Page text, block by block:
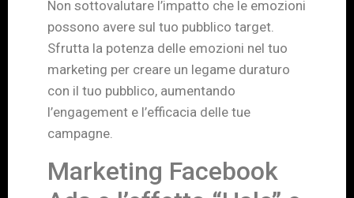
Non sottovalutare l’impatto che le emozioni
possono avere sul tuo pubblico target.
Sfrutta la potenza delle emozioni nel tuo
marketing per creare un legame duraturo
con il tuo pubblico, aumentando
l’engagement e l’efficacia delle tue
campagne.
Marketing Facebook